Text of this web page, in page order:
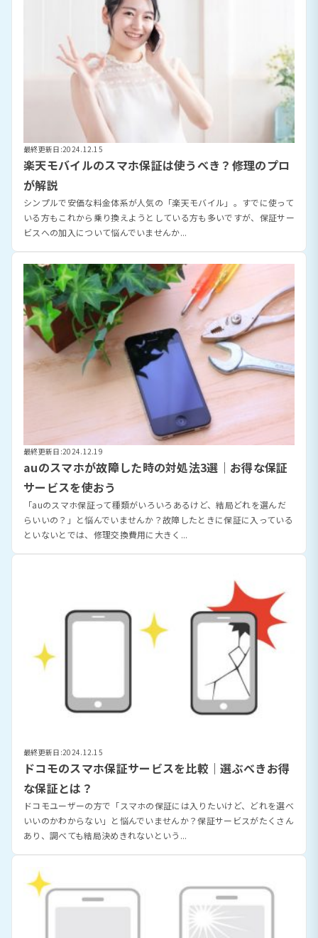
最終更新日:2024.12.15
楽天モバイルのスマホ保証は使うべき？修理のプロ
が解説
シンプルで安価な料金体系が人気の「楽天モバイル」。すでに使って
いる方もこれから乗り換えようとしている方も多いですが、保証サー
ビスへの加入について悩んでいませんか...
最終更新日:2024.12.19
auのスマホが故障した時の対処法3選｜お得な保証
サービスを使おう
「auのスマホ保証って種類がいろいろあるけど、結局どれを選んだ
らいいの？」と悩んでいませんか？故障したときに保証に入っている
といないとでは、修理交換費用に大きく...
最終更新日:2024.12.15
ドコモのスマホ保証サービスを比較｜選ぶべきお得
な保証とは？
ドコモユーザーの方で「スマホの保証には入りたいけど、どれを選べ
いいのかわからない」と悩んでいませんか？保証サービスがたくさん
あり、調べても結局決めきれないという...